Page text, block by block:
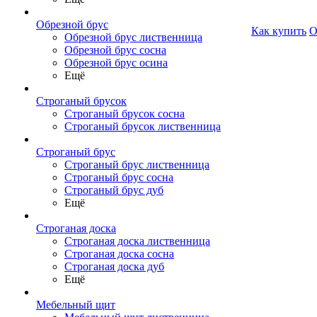
Обрезной брус
Обрезной брус лиственница
Обрезной брус сосна
Обрезной брус осина
Ещё
Строганый брусок
Строганый брусок сосна
Строганый брусок лиственница
Строганый брус
Строганый брус лиственница
Строганый брус сосна
Строганый брус дуб
Ещё
Строганая доска
Строганая доска лиственница
Строганая доска сосна
Строганая доска дуб
Ещё
Мебельный щит
Как купить